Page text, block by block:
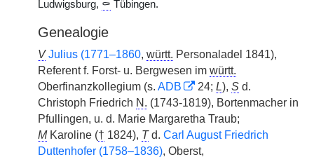
Ludwigsburg, ⚰ Tübingen.
Genealogie
V Julius (1771–1860, württ. Personaladel 1841),
Referent f. Forst- u. Bergwesen im württ.
Oberfinanzkollegium (s. ADB 24; L), S d.
Christoph Friedrich N. (1743-1819), Bortenmacher in
Pfullingen, u. d. Marie Margaretha Traub;
MKaroline († 1824), Td. Carl August Friedrich
Duttenhofer (1758–1836), Oberst,